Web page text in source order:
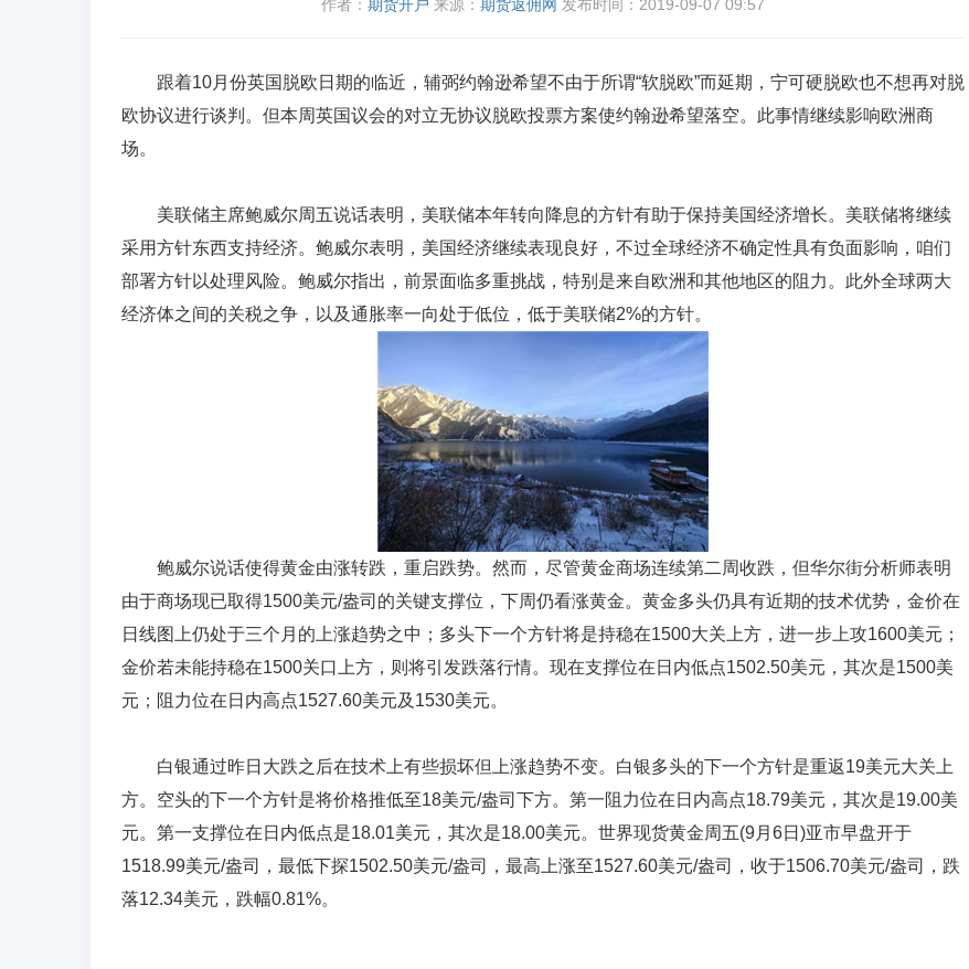
作者： 期货开户 来源： 期货返佣网 发布时间：2019-09-07 09:57
跟着10月份英国脱欧日期的临近，辅弼约翰逊希望不由于所谓“软脱欧”而延期，宁可硬脱欧也不想再对脱
欧协议进行谈判。但本周英国议会的对立无协议脱欧投票方案使约翰逊希望落空。此事情继续影响欧洲商
场。
美联储主席鲍威尔周五说话表明，美联储本年转向降息的方针有助于保持美国经济增长。美联储将继续
采用方针东西支持经济。鲍威尔表明，美国经济继续表现良好，不过全球经济不确定性具有负面影响，咱们
部署方针以处理风险。鲍威尔指出，前景面临多重挑战，特别是来自欧洲和其他地区的阻力。此外全球两大
经济体之间的关税之争，以及通胀率一向处于低位，低于美联储2%的方针。
鲍威尔说话使得黄金由涨转跌，重启跌势。然而，尽管黄金商场连续第二周收跌，但华尔街分析师表明
由于商场现已取得1500美元/盎司的关键支撑位，下周仍看涨黄金。黄金多头仍具有近期的技术优势，金价在
日线图上仍处于三个月的上涨趋势之中；多头下一个方针将是持稳在1500大关上方，进一步上攻1600美元；
金价若未能持稳在1500关口上方，则将引发跌落行情。现在支撑位在日内低点1502.50美元，其次是1500美
元；阻力位在日内高点1527.60美元及1530美元。
白银通过昨日大跌之后在技术上有些损坏但上涨趋势不变。白银多头的下一个方针是重返19美元大关上
方。空头的下一个方针是将价格推低至18美元/盎司下方。第一阻力位在日内高点18.79美元，其次是19.00美
元。第一支撑位在日内低点是18.01美元，其次是18.00美元。世界现货黄金周五(9月6日)亚市早盘开于
1518.99美元/盎司，最低下探1502.50美元/盎司，最高上涨至1527.60美元/盎司，收于1506.70美元/盎司，跌
落12.34美元，跌幅0.81%。